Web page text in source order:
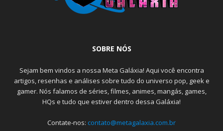
SOBRE NÓS
Sejam bem vindos a nossa Meta Galáxia! Aqui você encontra
artigos, resenhas e análises sobre tudo do universo pop, geek e
gamer. Nós falamos de séries, filmes, animes, mangás, games,
HQs e tudo que estiver dentro dessa Galáxia!
Contate-nos: contato@metagalaxia.com.br